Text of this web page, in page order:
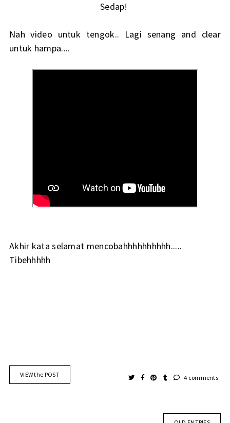
Sedap!
Nah video untuk tengok.. Lagi senang and clear
untuk hampa....
Akhir kata selamat mencobahhhhhhhhhh.....
Tibehhhhh
VIEW the POST 4 comments